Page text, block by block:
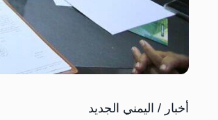
أخبار / اليمني الجديد